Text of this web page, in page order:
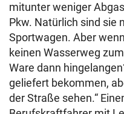
mitunter weniger
Pkw. Natürlich sind sie
Sportwagen. Aber
keinen Wasserweg
Ware dann
geliefert bekommen,
der Straße sehen.“